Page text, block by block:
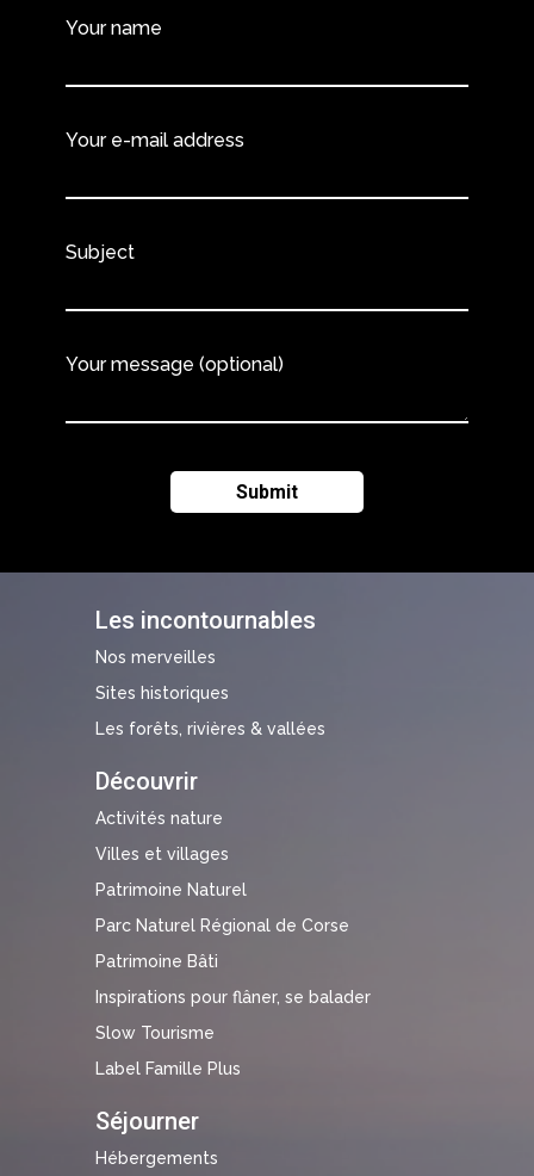
Les incontournables
Nos merveilles
Sites historiques
Les forêts, rivières & vallées
Découvrir
Activités nature
Villes et villages
Patrimoine Naturel
Parc Naturel Régional de Corse
Patrimoine Bâti
Inspirations pour flâner, se balader
Slow Tourisme
Label Famille Plus
Séjourner
Hébergements
Your name
Your e-mail address
Subject
Your message (optional)